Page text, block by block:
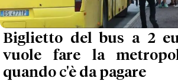
Biglietto del bus a 2
vuole fare la
quando c'è da pagare